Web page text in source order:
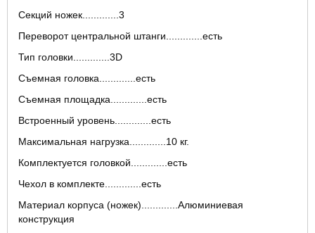
Секций ножек.............3
Переворот центральной штанги.............есть
Тип головки.............3D
Съемная головка.............есть
Съемная площадка.............есть
Встроенный уровень.............есть
Максимальная нагрузка.............10 кг.
Комплектуется головкой.............есть
Чехол в комплекте.............есть
Материал корпуса (ножек).............Алюминиевая
конструкция